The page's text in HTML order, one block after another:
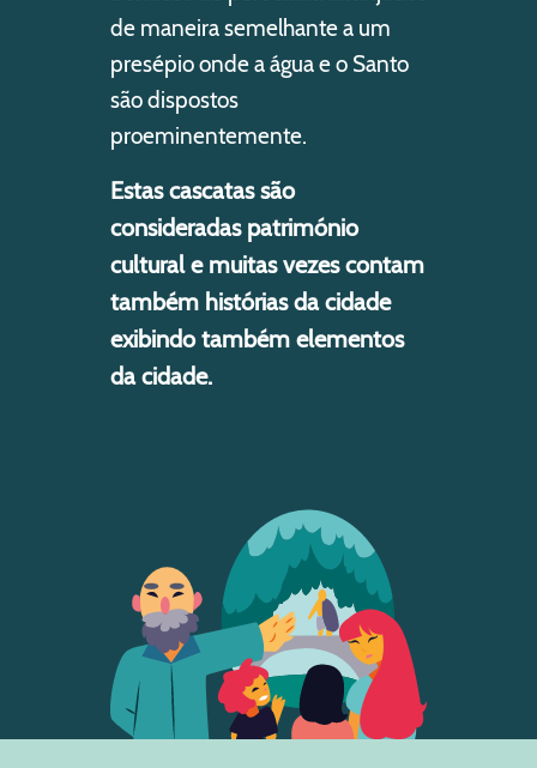
de maneira semelhante a um
presépio onde a água e o Santo
são dispostos
proeminentemente.
Estas cascatas são
consideradas património
cultural e muitas vezes contam
também histórias da cidade
exibindo também elementos
da cidade.